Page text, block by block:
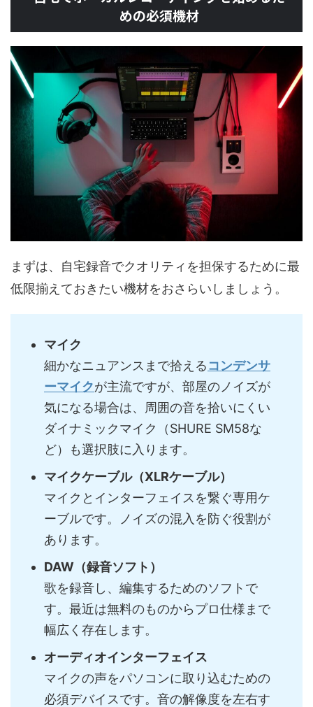
めの必須機材
まずは、自宅録音でクオリティを担保するために最
低限揃えておきたい機材をおさらいしましょう。
マイク
細かなニュアンスまで拾えるコンデンサ
ーマイクが主流ですが、部屋のノイズが
気になる場合は、周囲の音を拾いにくい
ダイナミックマイク（SHURE SM58な
ど）も選択肢に入ります。
マイクケーブル（XLRケーブル）
マイクとインターフェイスを繋ぐ専用ケ
ーブルです。ノイズの混入を防ぐ役割が
あります。
DAW（録音ソフト）
歌を録音し、編集するためのソフトで
す。最近は無料のものからプロ仕様まで
幅広く存在します。
オーディオインターフェイス
マイクの声をパソコンに取り込むための
必須デバイスです。音の解像度を左右す